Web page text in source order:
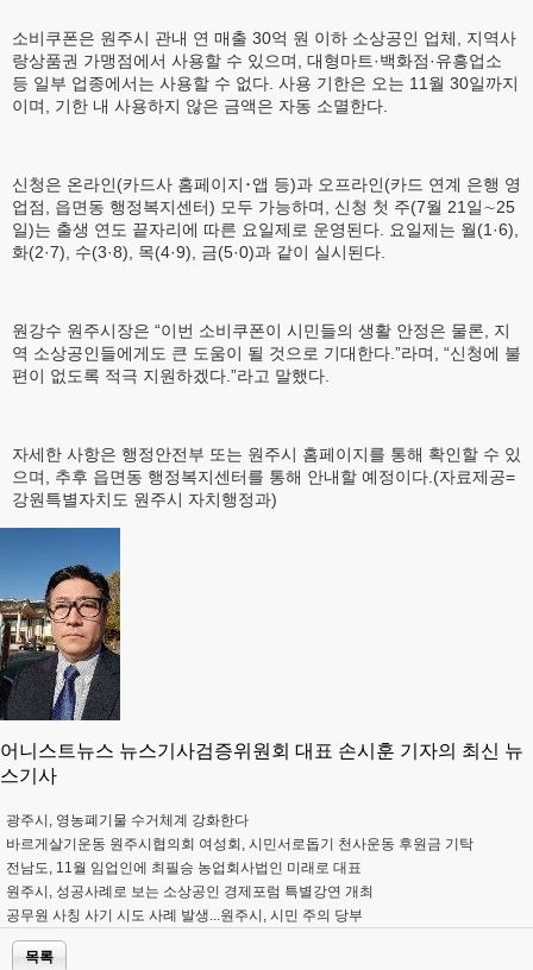
소비쿠폰은 원주시 관내 연 매출 30억 원 이하 소상공인 업체, 지역사
랑상품권 가맹점에서 사용할 수 있으며, 대형마트·백화점·유흥업소
등 일부 업종에서는 사용할 수 없다. 사용 기한은 오는 11월 30일까지
이며, 기한 내 사용하지 않은 금액은 자동 소멸한다.
신청은 온라인(카드사 홈페이지･앱 등)과 오프라인(카드 연계 은행 영
업점, 읍면동 행정복지센터) 모두 가능하며, 신청 첫 주(7월 21일∼25
일)는 출생 연도 끝자리에 따른 요일제로 운영된다. 요일제는 월(1·6),
화(2·7), 수(3·8), 목(4·9), 금(5·0)과 같이 실시된다.
원강수 원주시장은 “이번 소비쿠폰이 시민들의 생활 안정은 물론, 지
역 소상공인들에게도 큰 도움이 될 것으로 기대한다.”라며, “신청에 불
편이 없도록 적극 지원하겠다.”라고 말했다.
자세한 사항은 행정안전부 또는 원주시 홈페이지를 통해 확인할 수 있
으며, 추후 읍면동 행정복지센터를 통해 안내할 예정이다.(자료제공=
강원특별자치도 원주시 자치행정과)
어니스트뉴스 뉴스기사검증위원회 대표 손시훈 기자의 최신 뉴
스기사
광주시, 영농폐기물 수거체계 강화한다
바르게살기운동 원주시협의회 여성회, 시민서로돕기 천사운동 후원금 기탁
전남도, 11월 임업인에 최필승 농업회사법인 미래로 대표
원주시, 성공사례로 보는 소상공인 경제포럼 특별강연 개최
공무원 사칭 사기 시도 사례 발생...원주시, 시민 주의 당부
목록